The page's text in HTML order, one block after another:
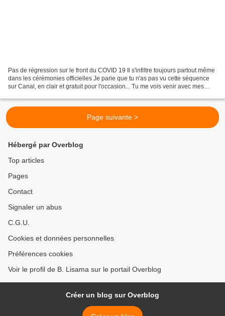
Pas de régression sur le front du COVID 19 Il s'infiltre toujours partout même
dans les cérémonies officielles Je parie que tu n'as pas vu cette séquence
sur Canal, en clair et gratuit pour l'occasion... Tu me vois venir avec mes
Page suivante >
Hébergé par Overblog
Top articles
Pages
Contact
Signaler un abus
C.G.U.
Cookies et données personnelles
Préférences cookies
Voir le profil de B. Lisama sur le portail Overblog
Créer un blog sur Overblog